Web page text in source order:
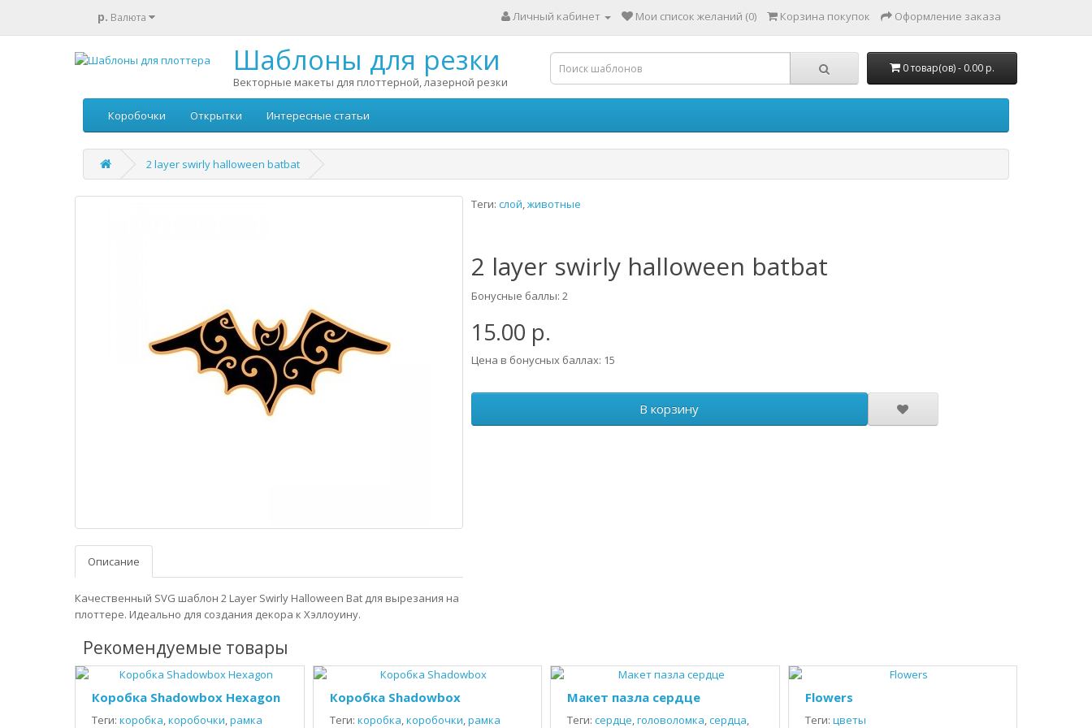
р. Валюта Личный кабинет Мои список желаний (0) Корзина покупок Оформление заказа
Шаблоны для резки
Векторные макеты для плоттерной, лазерной резки
0 товар(ов) - 0.00 р.
Коробочки Открытки Интересные статьи
2 layer swirly halloween batbat
Описание
Качественный SVG шаблон 2 Layer Swirly Halloween Bat для вырезания на
плоттере. Идеально для создания декора к Хэллоуину.
Теги: слой,животные
2 layer swirly halloween batbat
Бонусные баллы: 2
15.00 р.
Цена в бонусных баллах: 15
В корзину
Рекомендуемые товары
Коробка Shadowbox Hexagon
Теги: коробка,коробочки,рамка
Коробка Shadowbox
Теги: коробка,коробочки,рамка
Макет пазла сердце
Теги: сердце,головоломка,сердца,
Flowers
Теги: цветы